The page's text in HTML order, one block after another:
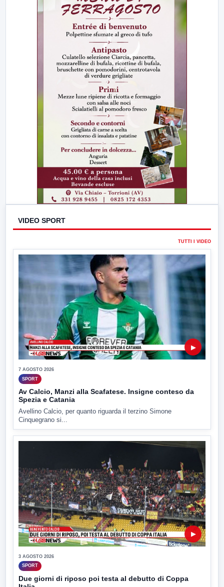
VIDEO SPORT
TUTTI I VIDEO
▶
7 AGOSTO 2026
SPORT
Av Calcio, Manzi alla Scafatese. Insigne conteso da
Spezia e Catania
Avellino Calcio, per quanto riguarda il terzino Simone
Cinquegrano si...
▶
3 AGOSTO 2026
SPORT
Due giorni di riposo poi testa al debutto di Coppa